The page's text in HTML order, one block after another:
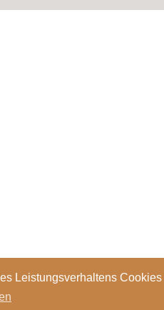
Leistungsverhaltens